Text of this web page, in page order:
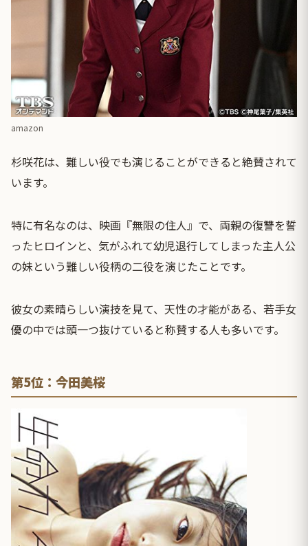
amazon
杉咲花は、難しい役でも演じることができると絶賛されて
います。
特に有名なのは、映画『無限の住人』で、両親の復讐を誓
ったヒロインと、気がふれて幼児退行してしまった主人公
の妹という難しい役柄の二役を演じたことです。
彼女の素晴らしい演技を見て、天性の才能がある、若手女
優の中では頭一つ抜けていると称賛する人も多いです。
第5位：今田美桜